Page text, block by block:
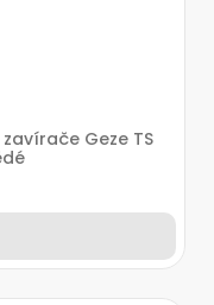
Geze TS